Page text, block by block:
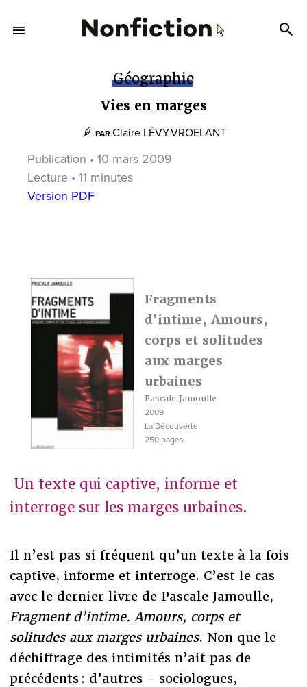
Géographie
Vies en marges
PAR Claire LÉVY-VROELANT
Publication • 10 mars 2009
Lecture • 11 minutes
Version PDF
Fragments
d'intime, Amours,
corps et solitudes
aux marges
urbaines
Pascale Jamoulle
2009
La Découverte
250 pages
Un texte qui captive, informe et
interroge sur les marges urbaines.
Il n’est pas si fréquent qu’un texte à la fois
captive, informe et interroge. C’est le cas
avec le dernier livre de Pascale Jamoulle,
Fragment d’intime. Amours, corps et
solitudes aux marges urbaines. Non que le
déchiffrage des intimités n’ait pas de
précédents : d’autres - sociologues,